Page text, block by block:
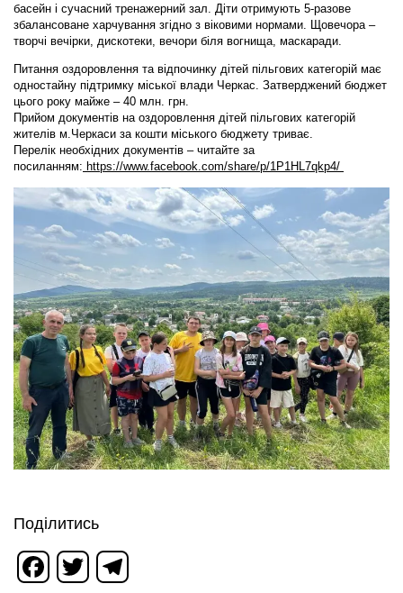
басейн і сучасний тренажерний зал. Діти отримують 5-разове
збалансоване харчування згідно з віковими нормами. Щовечора –
творчі вечірки, дискотеки, вечори біля вогнища, маскаради.
Питання оздоровлення та відпочинку дітей пільгових категорій має
одностайну підтримку міської влади Черкас. Затверджений бюджет
цього року майже – 40 млн. грн.
Прийом документів на оздоровлення дітей пільгових категорій
жителів м.Черкаси за кошти міського бюджету триває.
Перелік необхідних документів – читайте за
посиланням: https://www.facebook.com/share/p/1P1HL7qkp4/
Поділитись
Facebook
Twitter